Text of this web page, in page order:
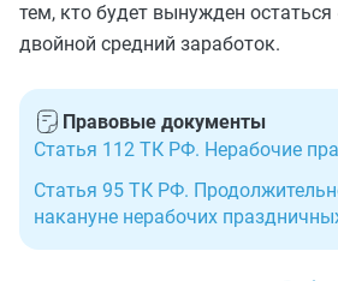
тем, кто будет вынужден остаться
двойной средний заработок.
Правовые документы
Статья 112 ТК РФ. Нерабочие
Статья 95 ТК РФ.
накануне нерабочих